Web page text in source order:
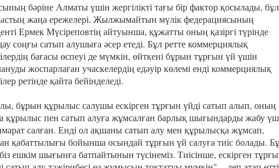
бәріне Алматы үшін жергілікті тағы бір фактор қосылады,
жаңа ережелері. Жылжымайтын мүлік федерациясының
Ермек Мүсіреповтің айтуынша, құжатты оның қазіргі түрінде
соңғы сатып алушыға әсер етеді. Бұл ретте коммерциялық
бағасы өспеуі де мүмкін, өйткені бұрын тұрғын үй үшін
жоспарлаған учаскелердің едәуір көлемі енді коммерциялық
ретінде қайта бейінделеді.
бұрын құрылыс салушы ескірген тұрғын үйді сатып алып, оның
құрылыс пен сатып алуға жұмсалған барлық шығындарды жабу
салған. Енді ол ақшаны сатып алу мен құрылысқа жұмсап,
қабаттылығы бойынша осындай тұрғын үй салуға тиіс болады.
ешкім шығынға батпайтынын түсінеміз. Тиісінше, ескірген